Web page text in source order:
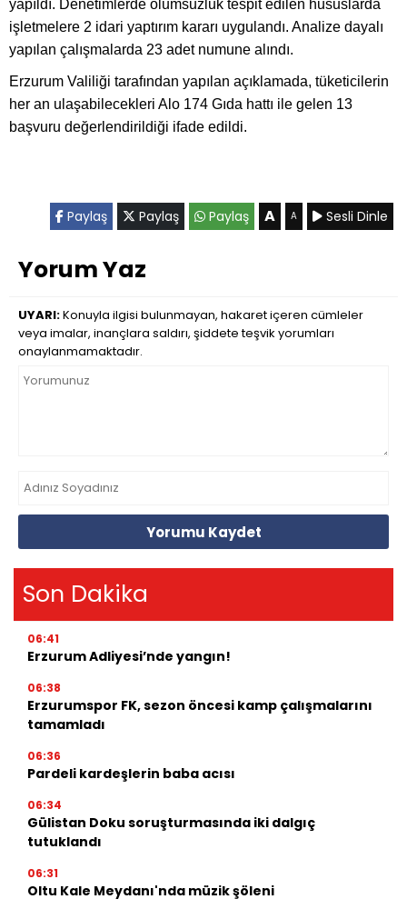
yapıldı. Denetimlerde olumsuzluk tespit edilen hususlarda
işletmelere 2 idari yaptırım kararı uygulandı. Analize dayalı
yapılan çalışmalarda 23 adet numune alındı.
Erzurum Valiliği tarafından yapılan açıklamada, tüketicilerin
her an ulaşabilecekleri Alo 174 Gıda hattı ile gelen 13
başvuru değerlendirildiği ifade edildi.
Paylaş Paylaş Paylaş A A Sesli Dinle
Yorum Yaz
UYARI:Konuyla ilgisi bulunmayan, hakaret içeren cümleler
veya imalar, inançlara saldırı, şiddete teşvik yorumları
onaylanmamaktadır.
Yorumu Kaydet
Son Dakika
06:41
Erzurum Adliyesi’nde yangın!
06:38
Erzurumspor FK, sezon öncesi kamp çalışmalarını
tamamladı
06:36
Pardeli kardeşlerin baba acısı
06:34
Gülistan Doku soruşturmasında iki dalgıç
tutuklandı
06:31
Oltu Kale Meydanı'nda müzik şöleni